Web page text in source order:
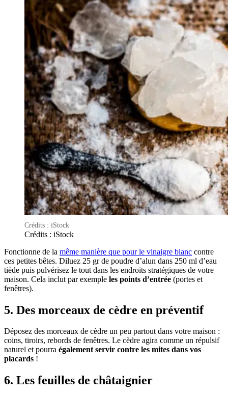
Crédits : iStock
Crédits : iStock
Fonctionne de la même manière que pour le vinaigre blanc contre
ces petites bêtes. Diluez 25 gr de poudre d’alun dans 250 ml d’eau
tiède puis pulvérisez le tout dans les endroits stratégiques de votre
maison. Cela inclut par exemple les points d’entrée (portes et
fenêtres).
5. Des morceaux de cèdre en préventif
Déposez des morceaux de cèdre un peu partout dans votre maison :
coins, tiroirs, rebords de fenêtres. Le cèdre agira comme un répulsif
naturel et pourra également servir contre les mites dans vos
placards !
6. Les feuilles de châtaignier